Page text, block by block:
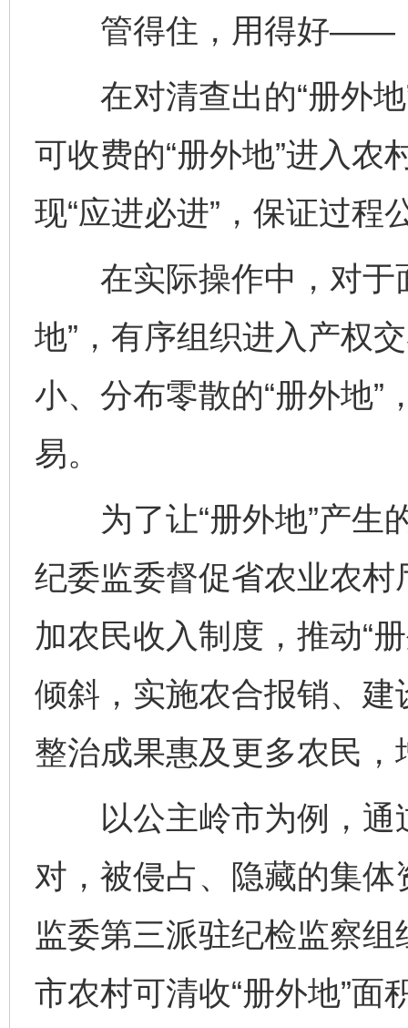
管得住，用得好——
在对清查出的“册外地
可收费的“册外地”进入农
现“应进必进”，保证过程
在实际操作中，对于
地”，有序组织进入产权
小、分布零散的“册外地”
易。
为了让“册外地”产生的
纪委监委督促省农业农
加农民收入制度，推动“
倾斜，实施农合报销、
整治成果惠及更多农民
以公主岭市为例，通
对，被侵占、隐藏的集
监委第三派驻纪检监察
市农村可清收“册外地”面